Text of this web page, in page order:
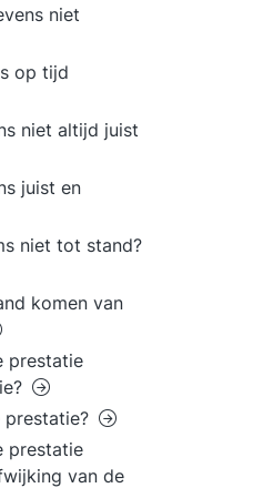
niet
op tijd
niet altijd juist
juist en
niet tot stand?
komen van
prestatie
prestatie
van de